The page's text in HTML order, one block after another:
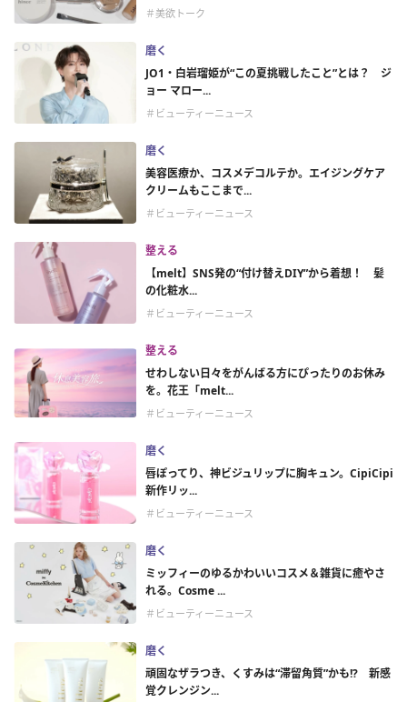
＃美欲トーク
磨く
JO1・白岩瑠姫が“この夏挑戦したこと”とは？ ジ
ョー マロー...
＃ビューティーニュース
磨く
美容医療か、コスメデコルテか。エイジングケア
クリームもここまで...
＃ビューティーニュース
整える
【melt】SNS発の“付け替えDIY”から着想！ 髪
の化粧水...
＃ビューティーニュース
整える
せわしない日々をがんばる方にぴったりのお休み
を。花王「melt...
＃ビューティーニュース
磨く
唇ぽってり、神ビジュリップに胸キュン。CipiCipi
新作リッ...
＃ビューティーニュース
磨く
ミッフィーのゆるかわいいコスメ＆雑貨に癒やさ
れる。Cosme ...
＃ビューティーニュース
磨く
頑固なザラつき、くすみは“滞留角質”かも!? 新感
覚クレンジン...